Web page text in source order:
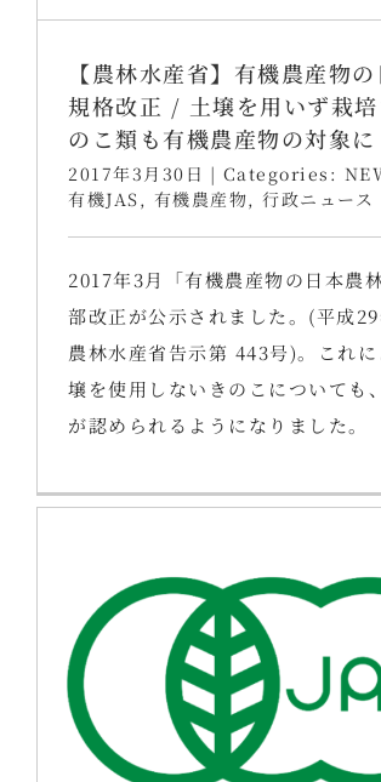
【農林水産省】有機農産物
規格改正 / 土壌を用いず栽培
のこ類も有機農産物の対象に
2017年3月30日 | Categories:
有機JAS , 有機農産物, 行政ニュース
2017年3月「有機農産物の日本農
部改正が公示されました。(平成
農林水産省告示第 443号)。これ
壌を使用しないきのこについても
が認められるようになりました。